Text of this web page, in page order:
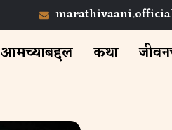
आमच्याबद्दल कथा